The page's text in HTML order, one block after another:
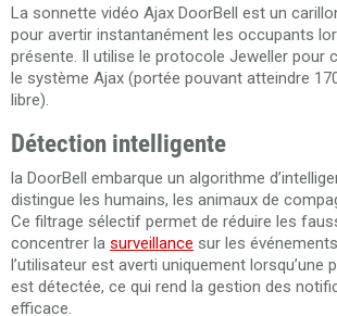
La sonnette vidéo Ajax DoorBell est un
pour avertir instantanément les occupants
présente. Il utilise le protocole Jeweller pour
le système Ajax (portée pouvant atteindre
libre).
Détection intelligente
la DoorBell embarque un algorithme
distingue les humains, les animaux de
Ce filtrage sélectif permet de réduire les
concentrer la surveillance sur les
l’utilisateur est averti uniquement lorsqu’une
est détectée, ce qui rend la gestion des
efficace.